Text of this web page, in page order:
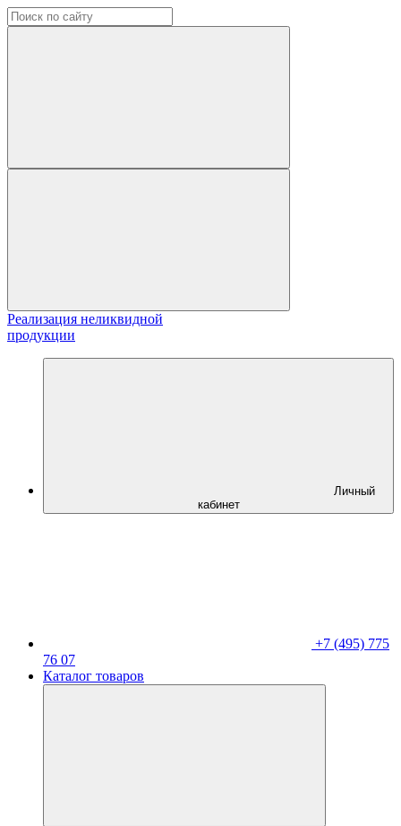
Реализация неликвидной
продукции
Личный
кабинет
+7 (495) 775
76 07
Каталог товаров